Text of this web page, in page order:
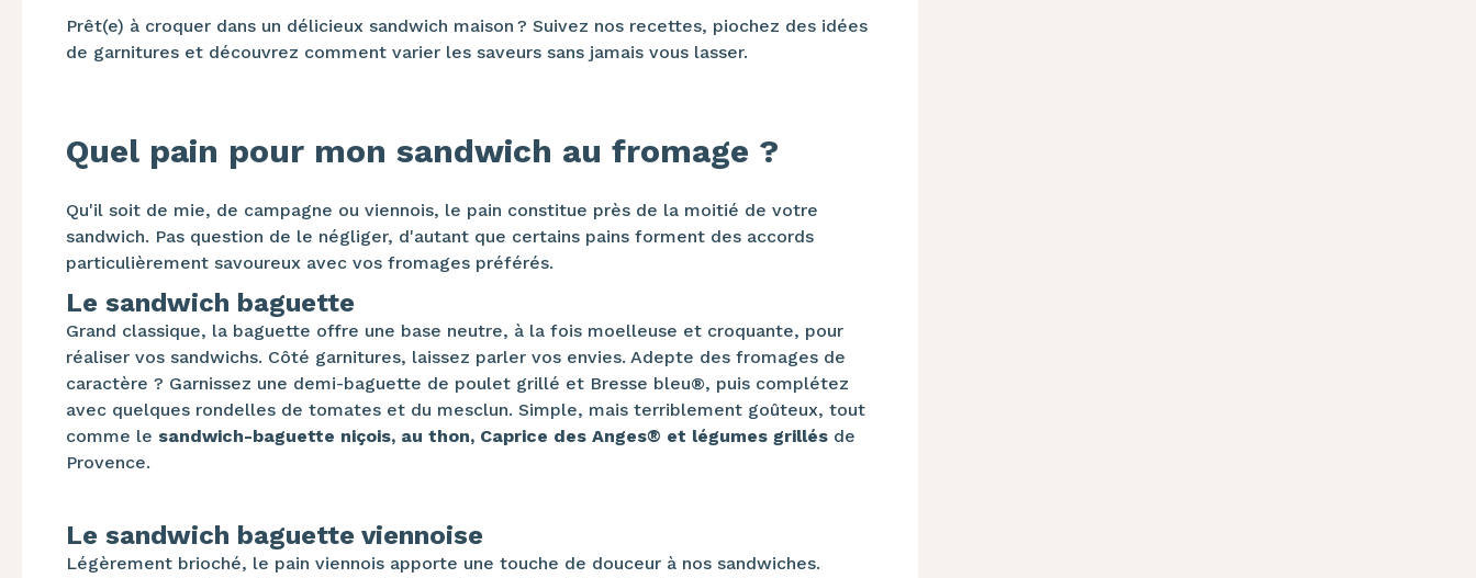
Prêt(e) à croquer dans un délicieux sandwich maison ? Suivez nos recettes, piochez des idées
de garnitures et découvrez comment varier les saveurs sans jamais vous lasser.
Quel pain pour mon sandwich au fromage ?
Qu'il soit de mie, de campagne ou viennois, le pain constitue près de la moitié de votre
sandwich. Pas question de le négliger, d'autant que certains pains forment des accords
particulièrement savoureux avec vos fromages préférés.
Le sandwich baguette
Grand classique, la baguette offre une base neutre, à la fois moelleuse et croquante, pour
réaliser vos sandwichs. Côté garnitures, laissez parler vos envies. Adepte des fromages de
caractère ? Garnissez une demi-baguette de poulet grillé et Bresse bleu®, puis complétez
avec quelques rondelles de tomates et du mesclun. Simple, mais terriblement goûteux, tout
comme le sandwich-baguette niçois, au thon, Caprice des Anges® et légumes grillés de
Provence.
Le sandwich baguette viennoise
Légèrement brioché, le pain viennois apporte une touche de douceur à nos sandwiches.